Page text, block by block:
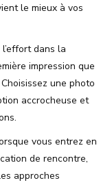
le mieux à vos
dans la
impression que
une photo
accrocheuse et
vous entrez en
de rencontre,
approches